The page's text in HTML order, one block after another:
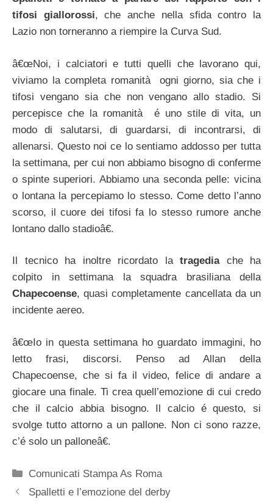
tifosi giallorossi, che anche nella sfida contro la
Lazio non torneranno a riempire la Curva Sud.
â€œNoi, i calciatori e tutti quelli che lavorano qui,
viviamo la completa romanità ogni giorno, sia che i
tifosi vengano sia che non vengano allo stadio. Si
percepisce che la romanità é uno stile di vita, un
modo di salutarsi, di guardarsi, di incontrarsi, di
allenarsi. Questo noi ce lo sentiamo addosso per tutta
la settimana, per cui non abbiamo bisogno di conferme
o spinte superiori. Abbiamo una seconda pelle: vicina
o lontana la percepiamo lo stesso. Come detto l’anno
scorso, il cuore dei tifosi fa lo stesso rumore anche
lontano dallo stadioâ€.
Il tecnico ha inoltre ricordato la tragediache ha
colpito in settimana la squadra brasiliana della
Chapecoense, quasi completamente cancellata da un
incidente aereo.
â€œIo in questa settimana ho guardato immagini, ho
letto frasi, discorsi. Penso ad Allan della
Chapecoense, che si fa il video, felice di andare a
giocare una finale. Ti crea quell’emozione di cui credo
che il calcio abbia bisogno. Il calcio é questo, si
svolge tutto attorno a un pallone. Non ci sono razze,
c’é solo un palloneâ€.
Categorie
Comunicati Stampa As Roma
Spalletti e l’emozione del derby